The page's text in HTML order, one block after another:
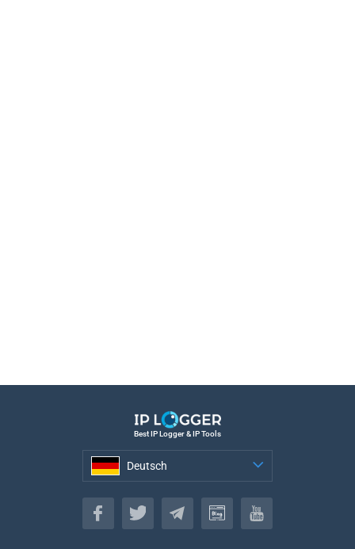
Best IP Logger & IP Tools
Deutsch
Deutsch